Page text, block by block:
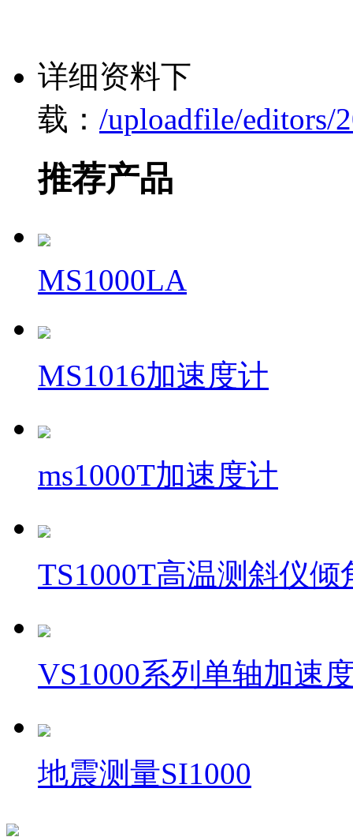
详细资料下
载： /uploadfile/editors/
推荐产品
MS1000LA
MS1016加速度计
ms1000T加速度计
TS1000T高温测斜仪倾
VS1000系列单轴加速
地震测量SI1000